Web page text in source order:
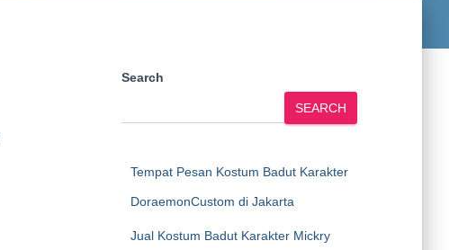
Search
SEARCH
Tempat Pesan Kostum Badut Karakter
DoraemonCustom di Jakarta
Jual Kostum Badut Karakter Mickry